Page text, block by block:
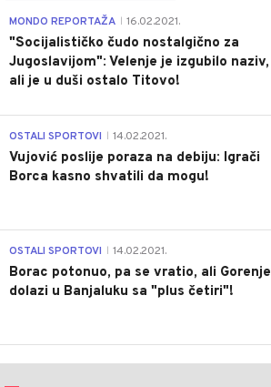
MONDO REPORTAŽA 16.02.2021.
"Socijalističko čudo nostalgično za
Jugoslavijom": Velenje je izgubilo naziv,
ali je u duši ostalo Titovo!
OSTALI SPORTOVI 14.02.2021.
Vujović poslije poraza na debiju: Igrači
Borca kasno shvatili da mogu!
OSTALI SPORTOVI 14.02.2021.
Borac potonuo, pa se vratio, ali Gorenje
dolazi u Banjaluku sa "plus četiri"!